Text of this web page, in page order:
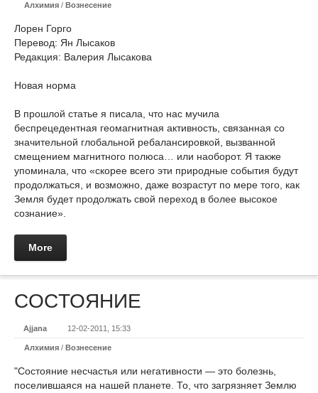
Алхимия / Вознесение
Лорен Горго
Перевод: Ян Лысаков
Редакция: Валерия Лысакова
Новая норма
В прошлой статье я писала, что нас мучила
беспрецедентная геомагнитная активность, связанная со
значительной глобальной ребалансировкой, вызванной
смещением магнитного полюса… или наоборот. Я также
упоминала, что «скорее всего эти природные события будут
продолжаться, и возможно, даже возрастут по мере того, как
Земля будет продолжать свой переход в более высокое
сознание».
More
COCTOЯНИЕ
Ajjana 12-02-2011, 15:33
Алхимия / Вознесение
"Состояние несчастья или негативности — это болезнь,
поселившаяся на нашей планете. То, что загрязняет Землю